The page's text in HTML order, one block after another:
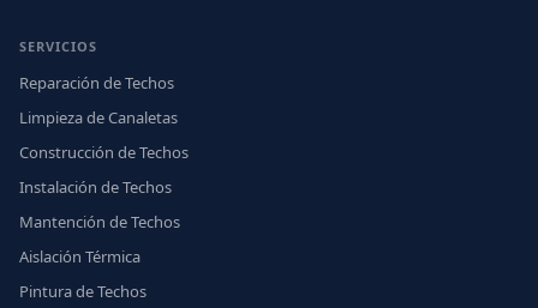
SERVICIOS
Reparación de Techos
Limpieza de Canaletas
Construcción de Techos
Instalación de Techos
Mantención de Techos
Aislación Térmica
Pintura de Techos